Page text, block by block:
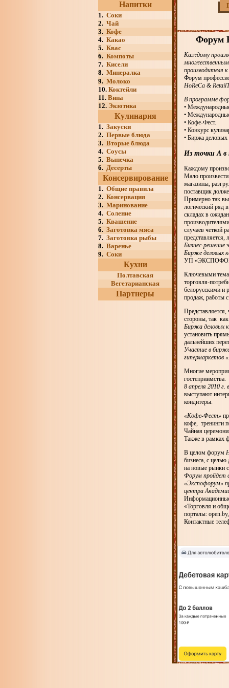
Напитки
1. Соки
2. Чай
3. Кофе
4. Какао
5. Квас
6. Компоты
7. Кисели
8. Минералка
9. Молоко
10. Коктейли
11. Вина
12. Экзотика
Кулинария
1. Закуски
2. Первые блюда
3. Вторые блюда
4. Соусы
5. Выпечка
6. Десерты
Консервирование
1. Общие правила
2. Консервация
3. Маринование
4. Соление
5. Квашение
6. Заготовка мяса
7. Заготовка рыбы
8. Варенье
9. Соки
Кухни
Полтавская
Вегетарианская
Партнеры
Форум
Каждому
производителя
Форум
HoReCa &
В программе
•
•
• Кофе-Фест.
• Конкурс
• Биржа деловых
Из точки А в
Каждому
Мало
магазины,
поставщик
Примерно так
логический ряд
складах в
случаев четкой
Бизнес-решение
Бирже деловых
УП
Ключевыми
торговля-
белорусскими и
продаж, работы
стороны, так
Биржа деловых
установить
дальнейших
Участие в
гипермаркетов
Многие
гостеприимства.
8 апреля 2010 г.
выступают
кондитеры.
«Кофе-Фест»
кофе, тренинги
Чайная
Также в рамках
В целом форум
бизнеса, с
на новые рынки
Форум пройдет
«Экспофорум»
центра
«Торговля и
порталы:
Контактные